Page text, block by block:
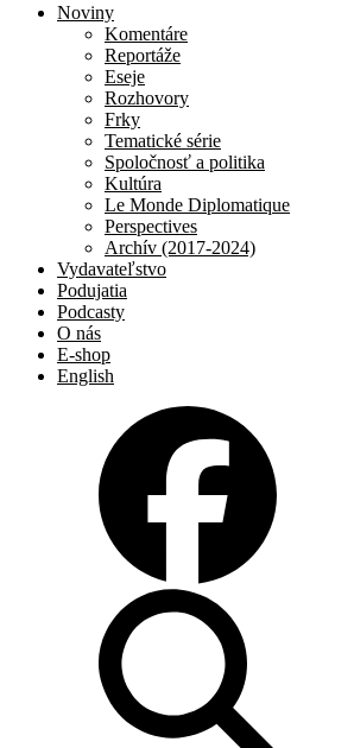
Noviny
Komentáre
Reportáže
Eseje
Rozhovory
Frky
Tematické série
Spoločnosť a politika
Kultúra
Le Monde Diplomatique
Perspectives
Archív (2017-2024)
Vydavateľstvo
Podujatia
Podcasty
O nás
E-shop
English